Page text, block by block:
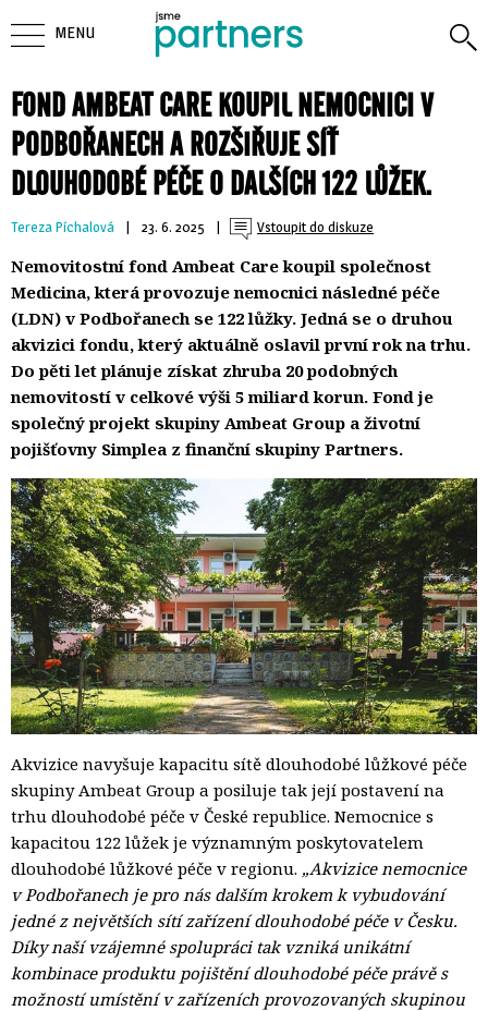
FOND AMBEAT CARE KOUPIL NEMOCNICI V
PODBOŘANECH A ROZŠIŘUJE SÍŤ
DLOUHODOBÉ PÉČE O DALŠÍCH 122 LŮŽEK.
Tereza Píchalová | 23. 6. 2025 | Vstoupit do diskuze
Nemovitostní fond Ambeat Care koupil společnost
Medicina, která provozuje nemocnici následné péče
(LDN) v Podbořanech se 122 lůžky. Jedná se o druhou
akvizici fondu, který aktuálně oslavil první rok na trhu.
Do pěti let plánuje získat zhruba 20 podobných
nemovitostí v celkové výši 5 miliard korun. Fond je
společný projekt skupiny Ambeat Group a životní
pojišťovny Simplea z finanční skupiny Partners.
Akvizice navyšuje kapacitu sítě dlouhodobé lůžkové péče
skupiny Ambeat Group a posiluje tak její postavení na
trhu dlouhodobé péče v České republice. Nemocnice s
kapacitou 122 lůžek je významným poskytovatelem
dlouhodobé lůžkové péče v regionu. „Akvizice nemocnice
v Podbořanech je pro nás dalším krokem k vybudování
jedné z největších sítí zařízení dlouhodobé péče v Česku.
Díky naší vzájemné spolupráci tak vzniká unikátní
kombinace produktu pojištění dlouhodobé péče právě s
možností umístění v zařízeních provozovaných skupinou
MENU